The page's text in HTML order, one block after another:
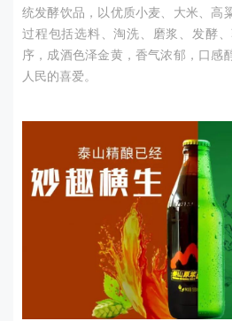
统发酵饮品，以优质小麦、大米、高
过程包括选料、淘洗、磨浆、发酵
序，成酒色泽金黄，香气浓郁，口感
人民的喜爱。